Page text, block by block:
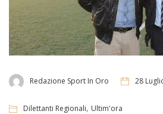
Redazione Sport In Oro 28
Dilettanti Regionali, Ultim'ora